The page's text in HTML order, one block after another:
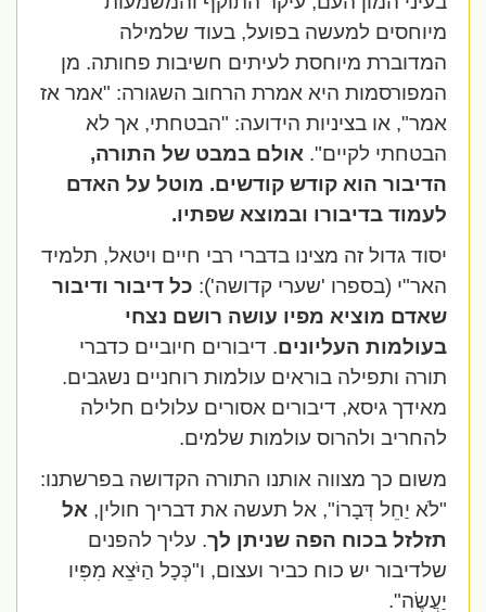
מיוחסים למעשה בפועל, בעוד שלמילה
המדוברת מיוחסת לעיתים חשיבות פחותה. מן
המפורסמות היא אמרת הרחוב השגורה: "אמר אז
אמר", או בציניות הידועה: "הבטחתי, אך לא
הבטחתי לקיים".אולם במבט של התורה,
הדיבור הוא קודש קודשים. מוטל על האדם
לעמוד בדיבורו ובמוצא שפתיו.
יסוד גדול זה מצינו בדברי רבי חיים ויטאל, תלמיד
האר"י (בספרו 'שערי קדושה'):כל דיבור ודיבור
שאדם מוציא מפיו עושה רושם נצחי
בעולמות העליונים. דיבורים חיוביים כדברי
תורה ותפילה בוראים עולמות רוחניים נשגבים.
מאידך גיסא, דיבורים אסורים עלולים חלילה
להחריב ולהרוס עולמות שלמים.
משום כך מצווה אותנו התורה הקדושה בפרשתנו:
"לֹא יַחֵל דְּבָרוֹ", אל תעשה את דבריך חולין,אל
תזלזל בכוח הפה שניתן לך. עליך להפנים
שלדיבור יש כוח כביר ועצום, ו"כְּכָל הַיֹּצֵא מִפִּיו
יַעֲשֶׂה".